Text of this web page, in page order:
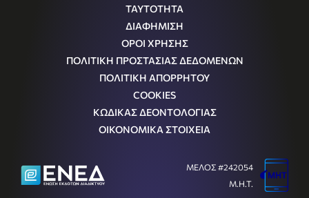
ΤΑΥΤΟΤΗΤΑ
ΔΙΑΦΗΜΙΣΗ
ΟΡΟΙ ΧΡΗΣΗΣ
ΠΟΛΙΤΙΚΗ ΠΡΟΣΤΑΣΙΑΣ ΔΕΔΟΜΕΝΩΝ
ΠΟΛΙΤΙΚΗ ΑΠΟΡΡΗΤΟΥ
COOKIES
ΚΩΔΙΚΑΣ ΔΕΟΝΤΟΛΟΓΙΑΣ
ΟΙΚΟΝΟΜΙΚΑ ΣΤΟΙΧΕΙΑ
ΜΕΛΟΣ #242054
Μ.Η.Τ.